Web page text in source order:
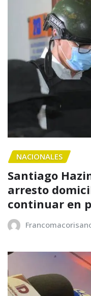
NACIONALES
Santiago
arresto
continuar en